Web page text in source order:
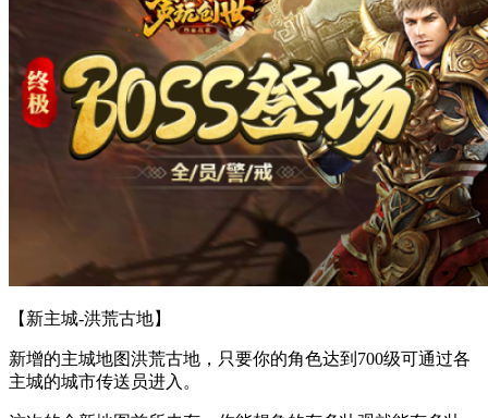
【新主城-洪荒古地】
新增的主城地图洪荒古地，只要你的角色达到700级可通过各
主城的城市传送员进入。